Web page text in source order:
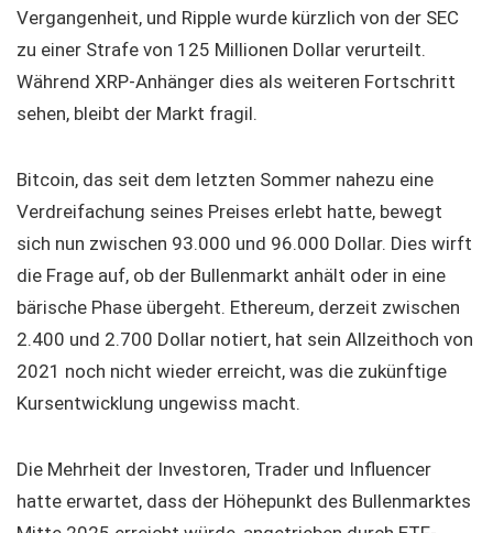
Vergangenheit, und Ripple wurde kürzlich von der SEC
zu einer Strafe von 125 Millionen Dollar verurteilt.
Während XRP-Anhänger dies als weiteren Fortschritt
sehen, bleibt der Markt fragil.
Bitcoin, das seit dem letzten Sommer nahezu eine
Verdreifachung seines Preises erlebt hatte, bewegt
sich nun zwischen 93.000 und 96.000 Dollar. Dies wirft
die Frage auf, ob der Bullenmarkt anhält oder in eine
bärische Phase übergeht. Ethereum, derzeit zwischen
2.400 und 2.700 Dollar notiert, hat sein Allzeithoch von
2021 noch nicht wieder erreicht, was die zukünftige
Kursentwicklung ungewiss macht.
Die Mehrheit der Investoren, Trader und Influencer
hatte erwartet, dass der Höhepunkt des Bullenmarktes